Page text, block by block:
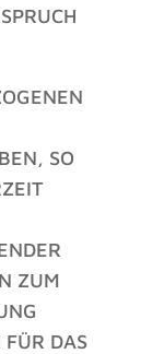
SO
ZUM
FÜR DAS